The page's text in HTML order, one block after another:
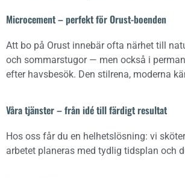
Microcement – perfekt för Orust-boenden
Att bo på Orust innebär ofta närhet till
och sommarstugor — men också i
efter havsbesök. Den stilrena, moderna
Våra tjänster – från idé till färdigt resultat
Hos oss får du en helhetslösning: vi
arbetet planeras med tydlig tidsplan och